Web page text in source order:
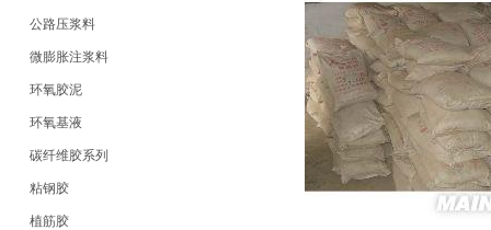
公路压浆料
微膨胀注浆料
环氧胶泥
环氧基液
碳纤维胶系列
粘钢胶
植筋胶